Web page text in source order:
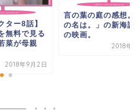
ター8話】
無料で見る
菜が母親
2018年9月2日
言の葉の庭の感想。
の名は。」の新海誠
の映画。
2018年3